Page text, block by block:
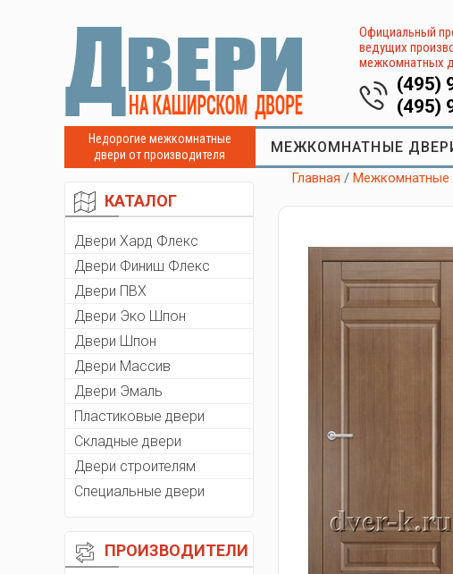
Официальный
ведущих
межкомнатных
(495)
(495)
Недорогие межкомнатные
двери от производителя
МЕЖКОМНАТНЫЕ
КАТАЛОГ
Двери Хард Флекс
Двери Финиш Флекс
Двери ПВХ
Двери Эко Шпон
Двери Шпон
Двери Массив
Двери Эмаль
Пластиковые двери
Складные двери
Двери строителям
Специальные двери
ПРОИЗВОДИТЕЛИ
Главная /Межкомнатные